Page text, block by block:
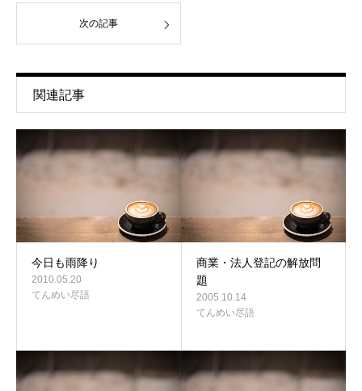
次の記事
関連記事
今日も雨降り
2010.05.20
てんめい尽語
商業・法人登記の解放問
題
2005.10.14
てんめい尽語